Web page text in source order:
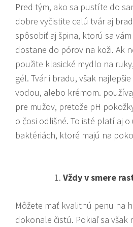
Pred tým, ako sa pustíte do
dobre vyčistite celú tvár aj
spôsobiť aj špina, ktorú sa
dostane do pórov na koži. Ak
použite klasické mydlo na
gél. Tvár i bradu, však
vodou, alebo krémom.
pre mužov, pretože pH
o čosi odlišné. To isté platí aj o
baktériách, ktoré majú na
Vždy v smere
Môžete mať kvalitnú penu na
dokonale čistú. Pokiaľ sa